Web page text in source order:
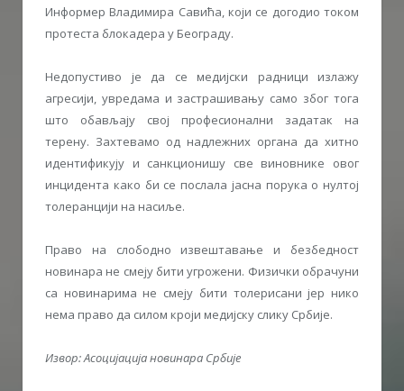
Информер Владимира Савића, који се догодио током
протеста блокадера у Београду.
Недопустиво је да се медијски радници излажу
агресији, увредама и застрашивању само због тога
што обављају свој професионални задатак на
терену. Захтевамо од надлежних органа да хитно
идентификују и санкционишу све виновнике овог
инцидента како би се послала јасна порука о нултој
толеранцији на насиље.
Право на слободно извештавање и безбедност
новинара не смеју бити угрожени. Физички обрачуни
са новинарима не смеју бити толерисани јер нико
нема право да силом кроји медијску слику Србије.
Извор: Асоцијација новинара Србије